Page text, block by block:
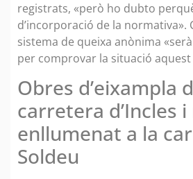
registrats, «però ho dubto
d’incorporació de la normativa».
sistema de queixa anònima
per comprovar la situació aquest
Obres d’eixampla
carretera d’Incles i
enllumenat a la
Soldeu